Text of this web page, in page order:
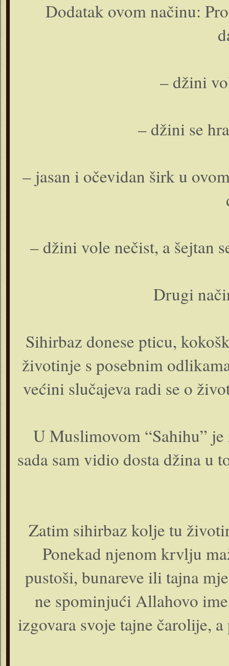
Dodatak ovom načinu:
– džini
– džini se
– jasan i očevidan širk u
– džini vole nečist, a šejtan
Drugi
Sihirbaz donese pticu,
životinje s posebnim
većini slučajeva radi se o
U Muslimovom “Sahihu”
sada sam vidio dosta džina u
Zatim sihirbaz kolje tu
Ponekad njenom krvlju
pustoši, bunareve ili tajna
ne spominjući Allahovo
izgovara svoje tajne čarolije,